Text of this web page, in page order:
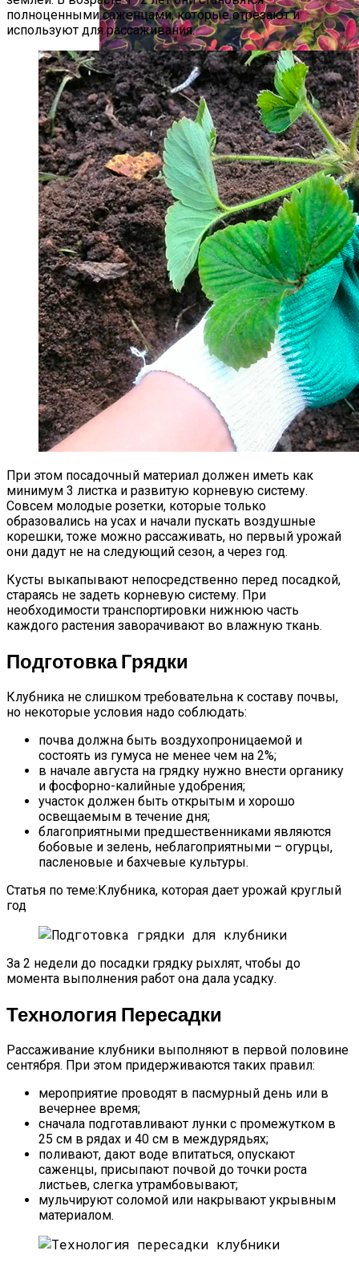
Удобрения Для Перца: Средства,
Нормы И Особенности Внесения
Как Сохранить Свежие Томаты
Надолго
Быстрорастущий Живой Забор —
Выбираем Правильные Растения
Своими Руками Быстро И Просто
полноценными саженцами, которые отрезают и
используют для рассаживания.
При этом посадочный материал должен иметь как
минимум 3 листка и развитую корневую систему.
Совсем молодые розетки, которые только
образовались на усах и начали пускать воздушные
корешки, тоже можно рассаживать, но первый урожай
они дадут не на следующий сезон, а через год.
Кусты выкапывают непосредственно перед посадкой,
стараясь не задеть корневую систему. При
необходимости транспортировки нижнюю часть
каждого растения заворачивают во влажную ткань.
Подготовка Грядки
Клубника не слишком требовательна к составу почвы,
но некоторые условия надо соблюдать:
почва должна быть воздухопроницаемой и
состоять из гумуса не менее чем на 2%;
в начале августа на грядку нужно внести органику
и фосфорно-калийные удобрения;
участок должен быть открытым и хорошо
освещаемым в течение дня;
благоприятными предшественниками являются
бобовые и зелень, неблагоприятными – огурцы,
пасленовые и бахчевые культуры.
Статья по теме:Клубника, которая дает урожай круглый
год
За 2 недели до посадки грядку рыхлят, чтобы до
момента выполнения работ она дала усадку.
Технология Пересадки
Рассаживание клубники выполняют в первой половине
сентября. При этом придерживаются таких правил:
мероприятие проводят в пасмурный день или в
вечернее время;
сначала подготавливают лунки с промежутком в
25 см в рядах и 40 см в междурядьях;
поливают, дают воде впитаться, опускают
саженцы, присыпают почвой до точки роста
листьев, слегка утрамбовывают;
мульчируют соломой или накрывают укрывным
материалом.